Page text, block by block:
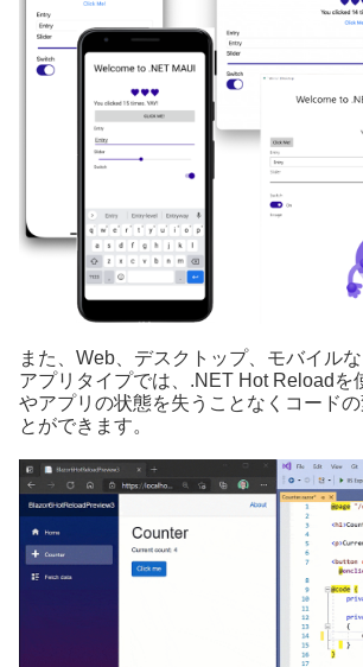
また、Web、デスクトップ、モバイル
アプリタイプでは、.NET Hot Reloadを
やアプリの状態を失うことなくコード
とができます。